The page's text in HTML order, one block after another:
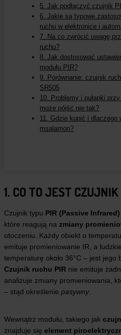
5. Jak podłączyć czujnik
6. Jakie są typowe
ruchu w elektronice i
7. Na co zwrócić uwagę
ruchu?
8. Jak dostosować
modułu PIR?
9. Porównanie: czujnik
SR505
10. Problemy i pułapki
może pójść nie tak?
11. Gdzie kupić i dlaczego
msalamon?
1. CO TO JEST
Czujnik typu PIR (Passive Infrared)
które reagują na zmiany
otoczeniu. Każdy obiekt o
emituje promieniowanie IR, a
temperaturę około 36°C – jest jego
Czujnik ruchu PIR nie emituje
analizuje zmiany promieniowania,
– stąd określenie pasywny.
Wewnątrz modułu, takiego jak
znajduje się element